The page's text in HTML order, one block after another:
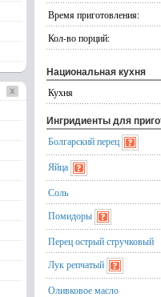
Время приготовления:
Кол-во порций:
Национальная кухня
Кухня
Ингридиенты для
Болгарский перец
Яйца
Соль
Помидоры
Перец острый стручковый
Лук репчатый
Оливковое масло